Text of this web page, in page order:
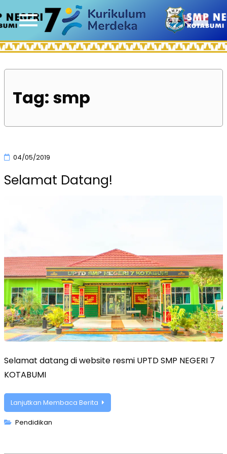
Tag: smp
04/05/2019
Selamat Datang!
Selamat datang di website resmi UPTD SMP NEGERI 7
KOTABUMI
Lanjutkan Membaca Berita
Pendidikan